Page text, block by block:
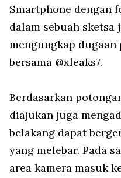
Smartphone dengan
dalam sebuah sketsa
mengungkap dugaan
bersama @xleaks7.
Berdasarkan
diajukan juga
belakang dapat
yang melebar. Pada
area kamera masuk